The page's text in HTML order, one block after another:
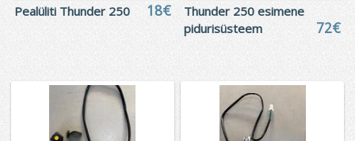
Pealüliti Thunder 250 18€
Thunder 250 esimene
pidurisüsteem
72€